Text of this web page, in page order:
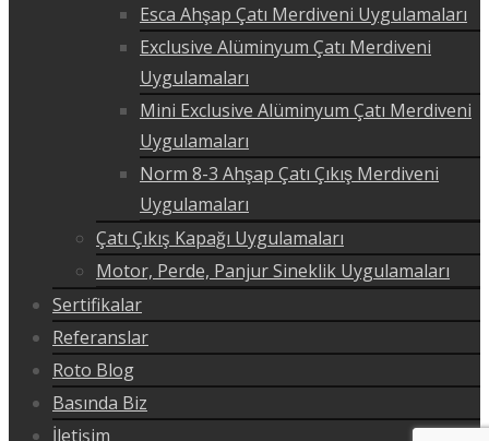
Esca Ahşap Çatı Merdiveni Uygulamaları
Exclusive Alüminyum Çatı Merdiveni
Uygulamaları
Mini Exclusive Alüminyum Çatı Merdiveni
Uygulamaları
Norm 8-3 Ahşap Çatı Çıkış Merdiveni
Uygulamaları
Çatı Çıkış Kapağı Uygulamaları
Motor, Perde, Panjur Sineklik Uygulamaları
Sertifikalar
Referanslar
Roto Blog
Basında Biz
İletişim